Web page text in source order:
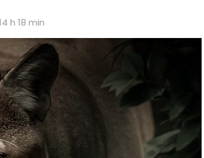
h 18 min